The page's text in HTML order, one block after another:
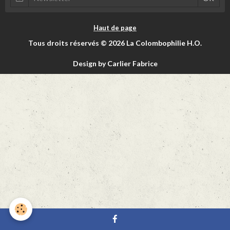
Haut de page
Tous droits réservés © 2026 La Colombophilie H.O.
Design by Carlier Fabrice